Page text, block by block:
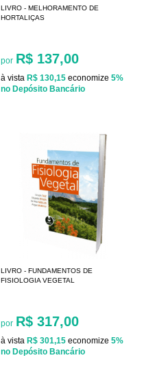
LIVRO - MELHORAMENTO DE
HORTALIÇAS
por R$ 137,00
à vista R$ 130,15 economize 5%
no Depósito Bancário
LIVRO - FUNDAMENTOS DE
FISIOLOGIA VEGETAL
por R$ 317,00
à vista R$ 301,15 economize 5%
no Depósito Bancário